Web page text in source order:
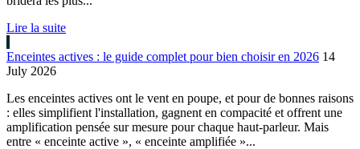
Lire la suite
Enceintes actives : le guide complet pour bien choisir en 2026 14
July 2026
Les enceintes actives ont le vent en poupe, et pour de bonnes raisons
: elles simplifient l'installation, gagnent en compacité et offrent une
amplification pensée sur mesure pour chaque haut-parleur. Mais
entre « enceinte active », « enceinte amplifiée »...